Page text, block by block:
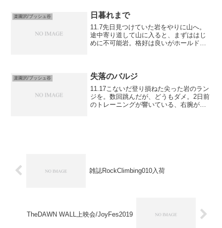
楽園沢/ブッシュ谷 日暮れまで
11.7先日見つけていた岩をやりに山へ。
途中寄り道して山に入ると、まずははじ
めに不可能岩。格好は良いがホールドが
さそうなV10あた...
楽園沢/ブッシュ谷 失落のバルジ
11.17こないだ登り損ねた尖った岩のラン
ジを。数回跳んだが、どうもダメ。2日前
のトレーニングが響いている、右腕が回
雑誌RockClimbing010入荷
TheDAWN WALL上映会/JoyFes2019